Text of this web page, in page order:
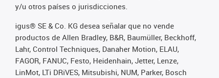
y/u otros países o jurisdicciones.
igus® SE & Co. KG desea señalar que no vende
productos de Allen Bradley, B&R, Baumüller, Beckhoff,
Lahr, Control Techniques, Danaher Motion, ELAU,
FAGOR, FANUC, Festo, Heidenhain, Jetter, Lenze,
LinMot, LTi DRiVES, Mitsubishi, NUM, Parker, Bosch